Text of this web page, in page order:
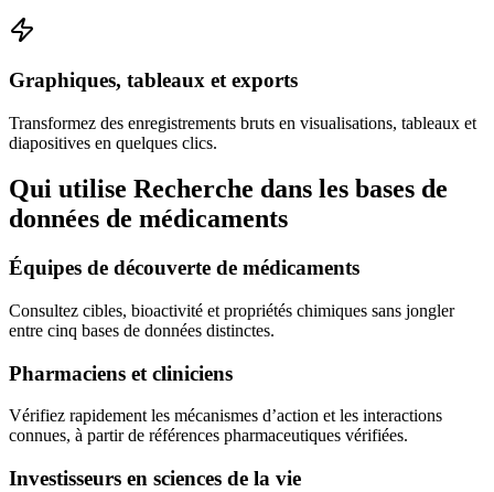
Graphiques, tableaux et exports
Transformez des enregistrements bruts en visualisations, tableaux et
diapositives en quelques clics.
Qui utilise Recherche dans les bases de
données de médicaments
Équipes de découverte de médicaments
Consultez cibles, bioactivité et propriétés chimiques sans jongler
entre cinq bases de données distinctes.
Pharmaciens et cliniciens
Vérifiez rapidement les mécanismes d’action et les interactions
connues, à partir de références pharmaceutiques vérifiées.
Investisseurs en sciences de la vie